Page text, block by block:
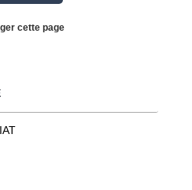
cette page